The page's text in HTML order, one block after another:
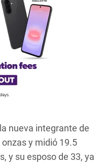
nueva integrante de
onzas y midió 19.5
y su esposo de 33, ya